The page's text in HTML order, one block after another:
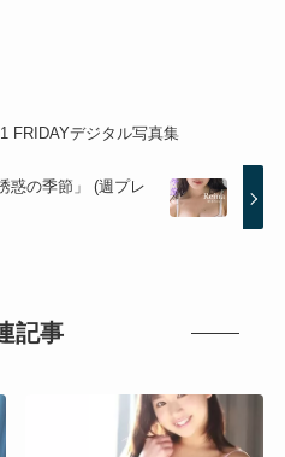
FRIDAYデジタル写真集
惑の季節」 (週プレ
記事